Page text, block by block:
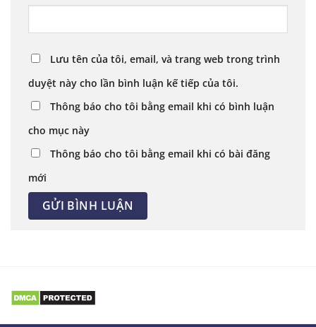
Lưu tên của tôi, email, và trang web trong trình
duyệt này cho lần bình luận kế tiếp của tôi.
Thông báo cho tôi bằng email khi có bình luận
cho mục này
Thông báo cho tôi bằng email khi có bài đăng
mới